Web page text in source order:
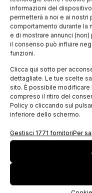
informazioni del
permetterà a noi e ai nostri
comportamento durante la
e di mostrare annunci
il consenso può influire
funzioni.
Clicca qui sotto per
dettagliate. Le tue scelte
sito. È possibile
compreso il ritiro del
Policy o cliccando sul
inferiore dello schermo.
Gestisci 1771 fornitoriPer
come per esempio
in Italy”.
Un esempio
è la prima edizione di
città asiatica dal 13
Exhibition and
attiguo a quello di
Tag: Carlo Calenda